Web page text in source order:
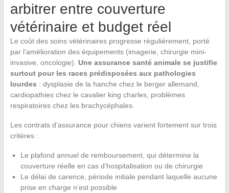
arbitrer entre couverture
vétérinaire et budget réel
Le coût des soins vétérinaires progresse régulièrement, porté
par l’amélioration des équipements (imagerie, chirurgie mini-
invasive, oncologie). Une assurance santé animale se justifie
surtout pour les races prédisposées aux pathologies
lourdes : dysplasie de la hanche chez le berger allemand,
cardiopathies chez le cavalier king charles, problèmes
respiratoires chez les brachycéphales.
Les contrats d’assurance pour chiens varient fortement sur trois
critères :
Le plafond annuel de remboursement, qui détermine la
couverture réelle en cas d’hospitalisation ou de chirurgie
Le délai de carence, période initiale pendant laquelle aucune
prise en charge n’est possible